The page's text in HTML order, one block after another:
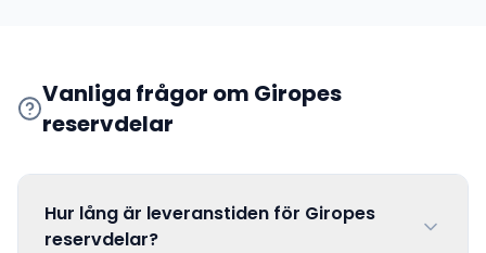
Vanliga frågor om Giropes
reservdelar
Hur lång är leveranstiden för Giropes
reservdelar?